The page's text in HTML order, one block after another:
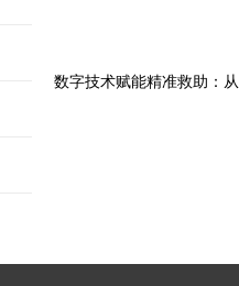
数字技术赋能精准救助：